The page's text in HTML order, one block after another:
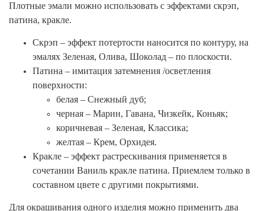
Плотные эмали можно использовать с эффектами скрэп,
патина, кракле.
Скрэп – эффект потертости наносится по контуру, на
эмалях Зеленая, Олива, Шоколад – по плоскости.
Патина – имитация затемнения /осветления
поверхности:
белая – Снежный дуб;
черная – Марин, Гавана, Чизкейк, Коньяк;
коричневая – Зеленая, Классика;
желтая – Крем, Орхидея.
Кракле – эффект растрескивания применяется в
сочетании Ваниль кракле патина. Приемлем только в
составном цвете с другими покрытиями.
Для окрашивания одного изделия можно применить два